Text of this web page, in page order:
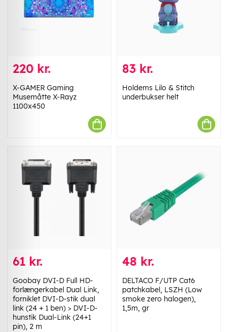
220 kr.
X-GAMER Gaming
Musemåtte X-Rayz
1100x450
83 kr.
Holdems Lilo & Stitch
underbukser helt
61 kr.
Goobay DVI-D Full HD-
forlængerkabel Dual Link,
forniklet DVI-D-stik dual
link (24 + 1 ben) > DVI-D-
hunstik Dual-Link (24+1
pin), 2 m
48 kr.
DELTACO F/UTP Cat6
patchkabel, LSZH (Low
smoke zero halogen),
1,5m, gr